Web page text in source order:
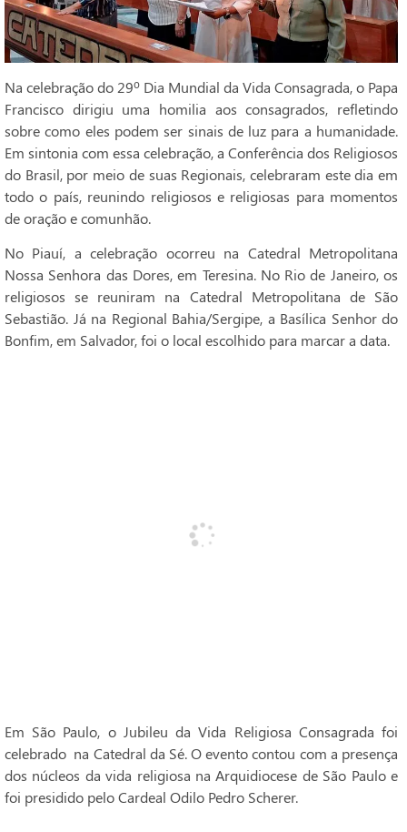
Na celebração do 29º Dia Mundial da Vida Consagrada, o Papa
Francisco dirigiu uma homilia aos consagrados, refletindo
sobre como eles podem ser sinais de luz para a humanidade.
Em sintonia com essa celebração, a Conferência dos Religiosos
do Brasil, por meio de suas Regionais, celebraram este dia em
todo o país, reunindo religiosos e religiosas para momentos
de oração e comunhão.
No Piauí, a celebração ocorreu na Catedral Metropolitana
Nossa Senhora das Dores, em Teresina. No Rio de Janeiro, os
religiosos se reuniram na Catedral Metropolitana de São
Sebastião. Já na Regional Bahia/Sergipe, a Basílica Senhor do
Bonfim, em Salvador, foi o local escolhido para marcar a data.
Em São Paulo, o Jubileu da Vida Religiosa Consagrada foi
celebrado na Catedral da Sé. O evento contou com a presença
dos núcleos da vida religiosa na Arquidiocese de São Paulo e
foi presidido pelo Cardeal Odilo Pedro Scherer.